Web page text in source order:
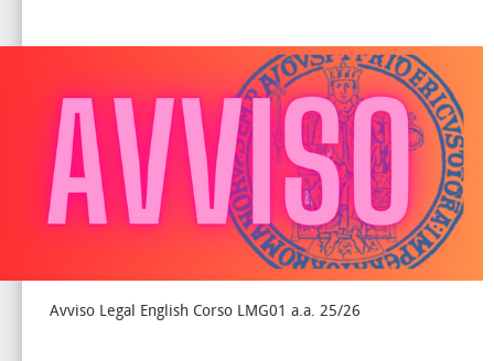
Avviso Legal English Corso LMG01 a.a. 25/26